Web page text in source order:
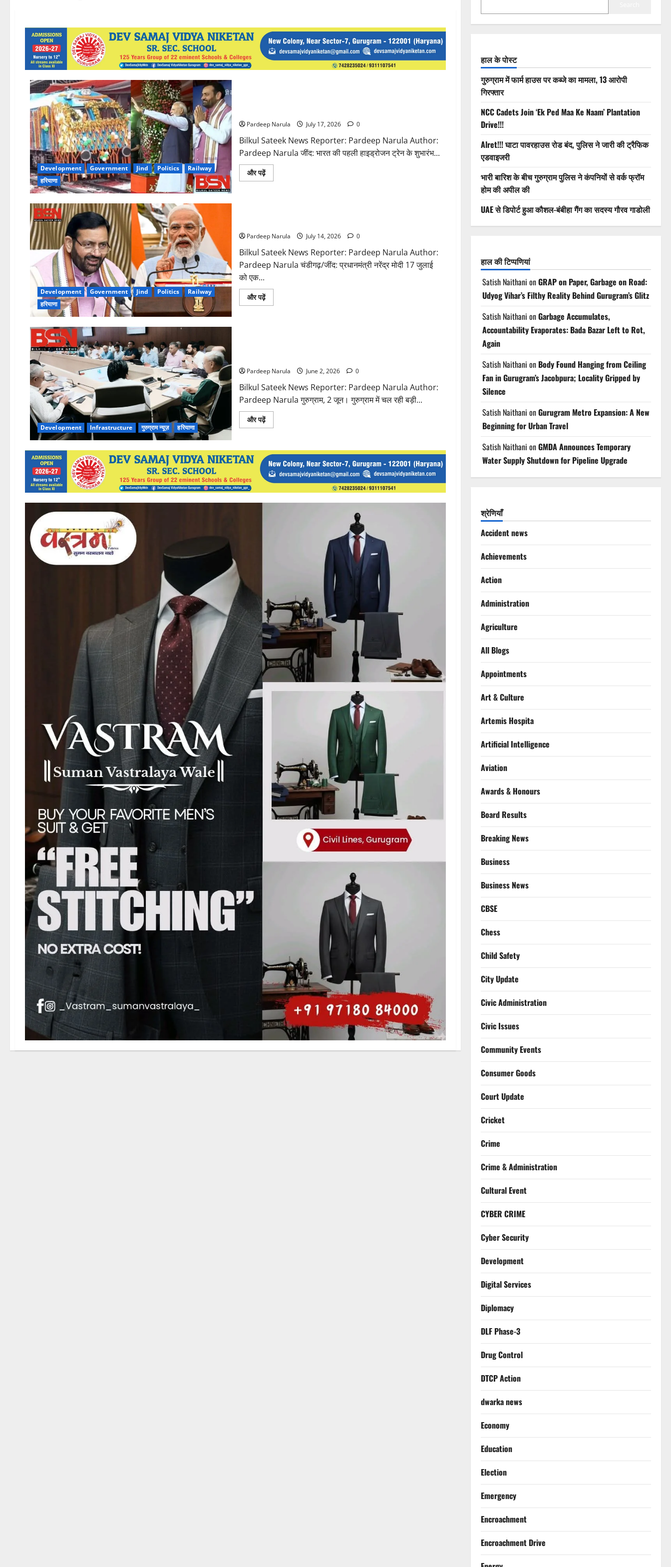
Development Government Jind Politics
Railway
हरियाणा
Pardeep Narula July 17, 2026 0
Bilkul Sateek News Reporter: Pardeep Narula Author:
Pardeep Narula जींद: भारत की पहली हाइड्रोजन ट्रेन के शुभारंभ...
और पढ़ेंRead
more
की
तारीफ,
बोले-
हरियाणा
हरित
ऊर्जा
अग्रणी
Development Government Jind Politics
Railway
हरियाणा
Pardeep Narula July 14, 2026 0
Bilkul Sateek News Reporter: Pardeep Narula Author:
Pardeep Narula चंडीगढ़/जींद: प्रधानमंत्री नरेंद्र मोदी 17 जुलाई
को एक...
और पढ़ेंRead
more
पीएम
Development Infrastructure गुरुग्राम न्यूज़ हरियाणा
Pardeep Narula June 2, 2026 0
Bilkul Sateek News Reporter: Pardeep Narula Author:
Pardeep Narula गुरुग्राम, 2 जून। गुरुग्राम में चल रही बड़ी...
और पढ़ेंRead
more
बड़ी
परियोजनाओं
पर
राव
इंद्रजीत
अधिकारियों
हाल के पोस्ट
गुरुग्राम में फार्म हाउस पर कब्जे का मामला, 13 आरोपी
गिरफ्तार
NCC Cadets Join ‘Ek Ped Maa Ke Naam’ Plantation
Drive!!!
Alret!!! घाटा पावरहाउस रोड बंद, पुलिस ने जारी की ट्रैफिक
एडवाइजरी
भारी बारिश के बीच गुरुग्राम पुलिस ने कंपनियों से वर्क फ्रॉम
होम की अपील की
UAE से डिपोर्ट हुआ कौशल-बंबीहा गैंग का सदस्य गौरव गाडोली
हाल की टिप्पणियां
Satish Naithani onGRAP on Paper, Garbage on Road:
Udyog Vihar’s Filthy Reality Behind Gurugram’s Glitz
Satish Naithani onGarbage Accumulates,
Accountability Evaporates: Bada Bazar Left to Rot,
Again
Satish Naithani on Body Found Hanging from Ceiling
Fan in Gurugram’s Jacobpura; Locality Gripped by
Silence
Satish Naithani onGurugram Metro Expansion: A New
Beginning for Urban Travel
Satish Naithani onGMDA Announces Temporary
Water Supply Shutdown for Pipeline Upgrade
श्रेणियाँ
Accident news
Achievements
Action
Administration
Agriculture
All Blogs
Appointments
Art & Culture
Artemis Hospita
Artificial Intelligence
Aviation
Awards & Honours
Board Results
Breaking News
Business
Business News
CBSE
Chess
Child Safety
City Update
Civic Administration
Civic Issues
Community Events
Consumer Goods
Court Update
Cricket
Crime
Crime & Administration
Cultural Event
CYBER CRIME
Cyber Security
Development
Digital Services
Diplomacy
DLF Phase-3
Drug Control
DTCP Action
dwarka news
Economy
Education
Election
Emergency
Encroachment
Encroachment Drive